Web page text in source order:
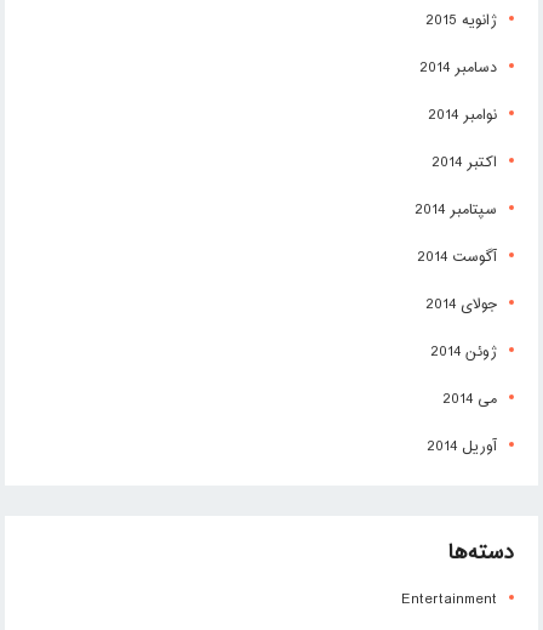
ژانویه 2015
دسامبر 2014
نوامبر 2014
اکتبر 2014
سپتامبر 2014
آگوست 2014
جولای 2014
ژوئن 2014
می 2014
آوریل 2014
دسته‌ها
Entertainment